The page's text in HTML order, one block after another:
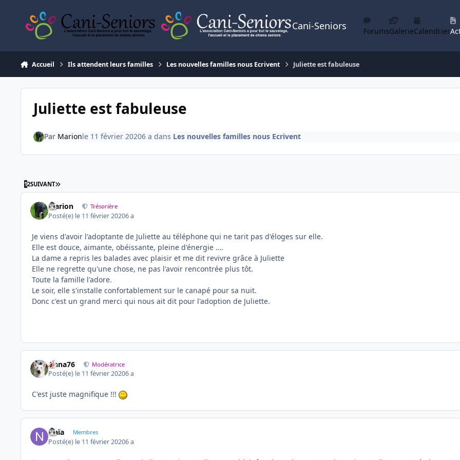
Cani-Seniors ForumsGalerieCalendrier
Accueil Ils attendent leurs familles Les nouvelles familles nous Ecrivent Juliette est fabuleuse
Juliette est fabuleuse
Par Marionle 11 février 20206 a dans Les nouvelles familles nous Ecrivent
12SUIVANT DERNIÈRE PAGE
Marion Trésorière
Posté(e) le 11 février 20206 a
Je viens d'avoir l'adoptante de Juliette au téléphone qui ne tarit pas d'éloges sur elle.
Elle est douce, aimante, obéissante, pleine d'énergie ….
La dame a repris les balades avec plaisir et me dit revivre grâce à Juliette
Elle ne regrette qu'une chose, ne pas l'avoir rencontrée plus tôt.
Toute la famille l'adore.
Le soir, elle s'installe confortablement sur le canapé pour sa nuit.
Donc c'est un grand merci qui nous ait dit pour l'adoption de Juliette.
Anna76 Modératrice
Posté(e) le 11 février 20206 a
C'est juste magnifique !!!
Naïa Membres
Posté(e) le 11 février 20206 a